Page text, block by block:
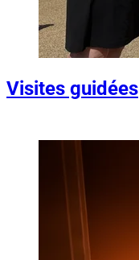
Visites guidées